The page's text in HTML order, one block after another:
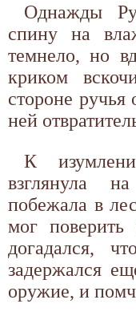
Однажды
спину на
темнело, но
криком
стороне
ней
К
взглянула
побежала в
мог
догадался,
задержался
оружие, и